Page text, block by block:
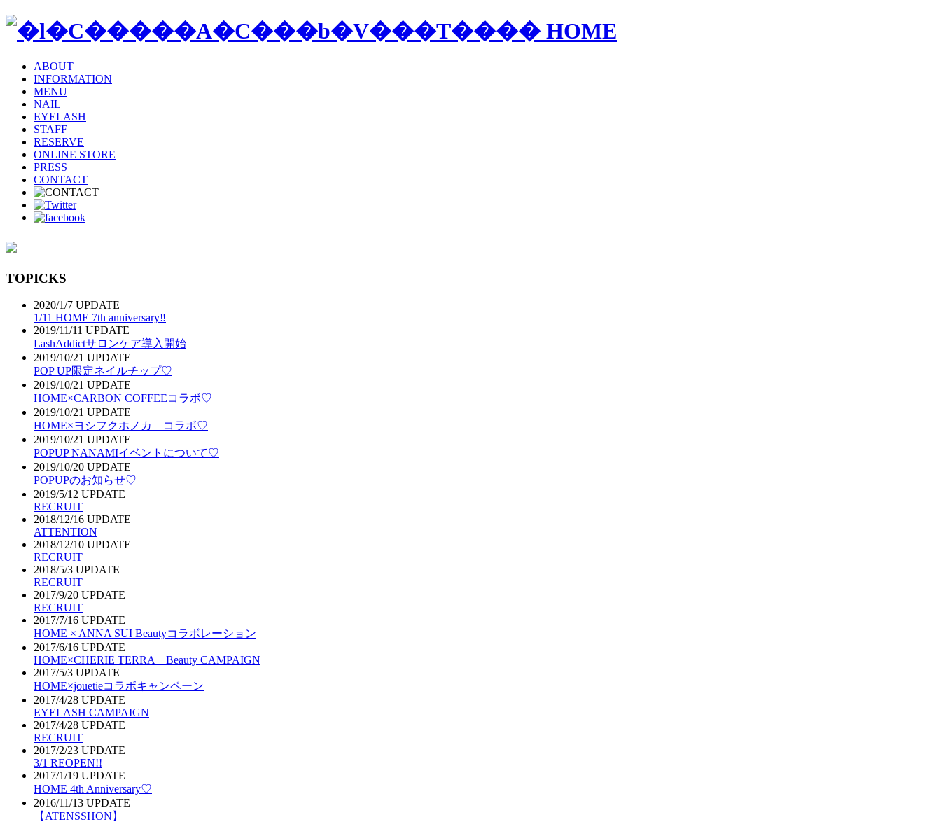
ABOUT
INFORMATION
MENU
NAIL
EYELASH
STAFF
RESERVE
ONLINE STORE
PRESS
CONTACT
TOPICKS
2020/1/7 UPDATE
1/11 HOME 7th anniversary‼︎
2019/11/11 UPDATE
LashAddictサロンケア導入開始
2019/10/21 UPDATE
POP UP限定ネイルチップ♡
2019/10/21 UPDATE
HOME×CARBON COFFEEコラボ♡
2019/10/21 UPDATE
HOME×ヨシフクホノカ コラボ♡
2019/10/21 UPDATE
POPUP NANAMIイベントについて♡
2019/10/20 UPDATE
POPUPのお知らせ♡
2019/5/12 UPDATE
RECRUIT
2018/12/16 UPDATE
ATTENTION
2018/12/10 UPDATE
RECRUIT
2018/5/3 UPDATE
RECRUIT
2017/9/20 UPDATE
RECRUIT
2017/7/16 UPDATE
HOME × ANNA SUI Beautyコラボレーション
2017/6/16 UPDATE
HOME×CHERIE TERRA Beauty CAMPAIGN
2017/5/3 UPDATE
HOME×jouetieコラボキャンペーン
2017/4/28 UPDATE
EYELASH CAMPAIGN
2017/4/28 UPDATE
RECRUIT
2017/2/23 UPDATE
3/1 REOPEN!!
2017/1/19 UPDATE
HOME 4th Anniversary♡
2016/11/13 UPDATE
【ATENSSHON】